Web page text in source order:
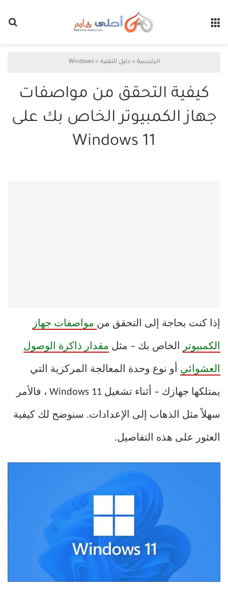
الرئيسية > دليل التقنية >
Windows
كيفية التحقق من مواصفات
جهاز الكمبيوتر الخاص بك على
Windows 11
إذا كنت بحاجة إلى التحقق من مواصفات جهاز
الكمبيوتر الخاص بك – مثل مقدار ذاكرة الوصول
العشوائي أو نوع وحدة المعالجة المركزية التي
يمتلكها جهازك – أثناء تشغيل Windows 11 ، فالأمر
سهلاً مثل الذهاب إلى الإعدادات. سنوضح لك كيفية
العثور على هذه التفاصيل.